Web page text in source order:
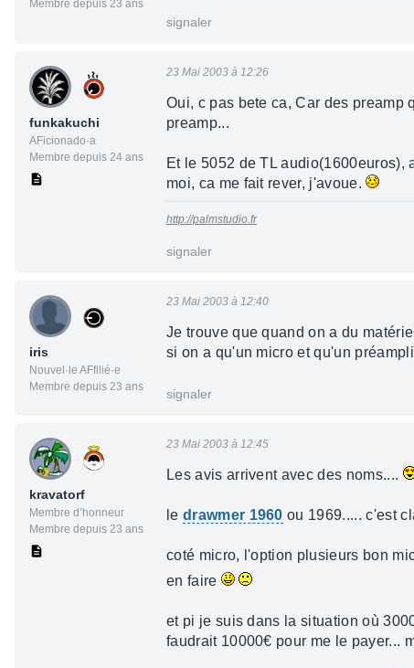
Membre depuis 23 ans
signaler
funkakuchi
AFicionado·a
Membre depuis 24 ans
23 Mai 2003 à 12:26
Oui, c pas bete ca, Car des preamp
preamp...
Et le 5052 de TL
moi, ca me fait rever, j'avoue.
http://palmstudio.fr
signaler
iris
Nouvel·le AFfilié·e
Membre depuis 23 ans
23 Mai 2003 à 12:40
Je trouve que quand on a du
si on a qu'un micro et qu'un
signaler
kravatorf
Membre d’honneur
Membre depuis 23 ans
23 Mai 2003 à 12:45
Les avis arrivent avec des noms....
le drawmer 1960 ou 1969..... c'est
coté micro, l'option plusieurs bon
en faire
et pi je suis dans la situation où
faudrait 10000€ pour me le payer...